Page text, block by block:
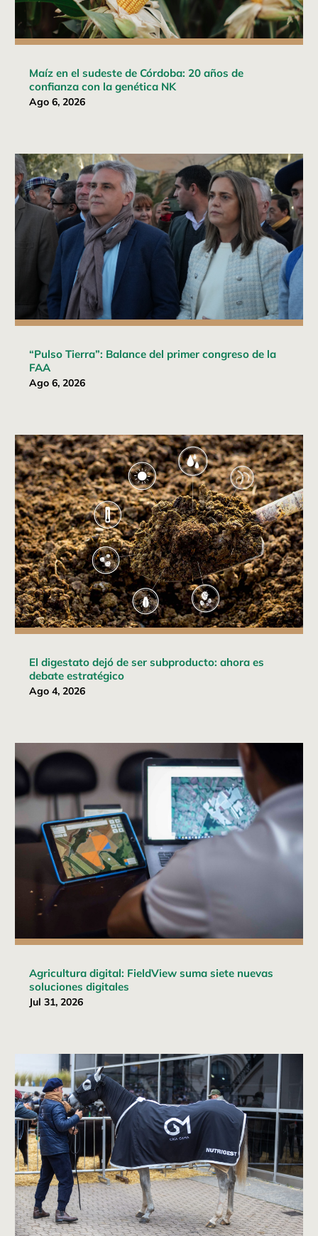
Maíz en el sudeste de Córdoba: 20 años de
confianza con la genética NK
Ago 6, 2026
“Pulso Tierra”: Balance del primer congreso de la
FAA
Ago 6, 2026
El digestato dejó de ser subproducto: ahora es
debate estratégico
Ago 4, 2026
Agricultura digital: FieldView suma siete nuevas
soluciones digitales
Jul 31, 2026